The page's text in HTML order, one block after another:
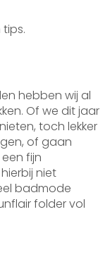
hebben wij al
Of we dit jaar
toch lekker
of gaan
fijn
niet
badmode
folder vol